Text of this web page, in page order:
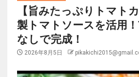
【旨みたっぷりトマト
製トマトソースを活用
なしで完成！
2026年8月5日